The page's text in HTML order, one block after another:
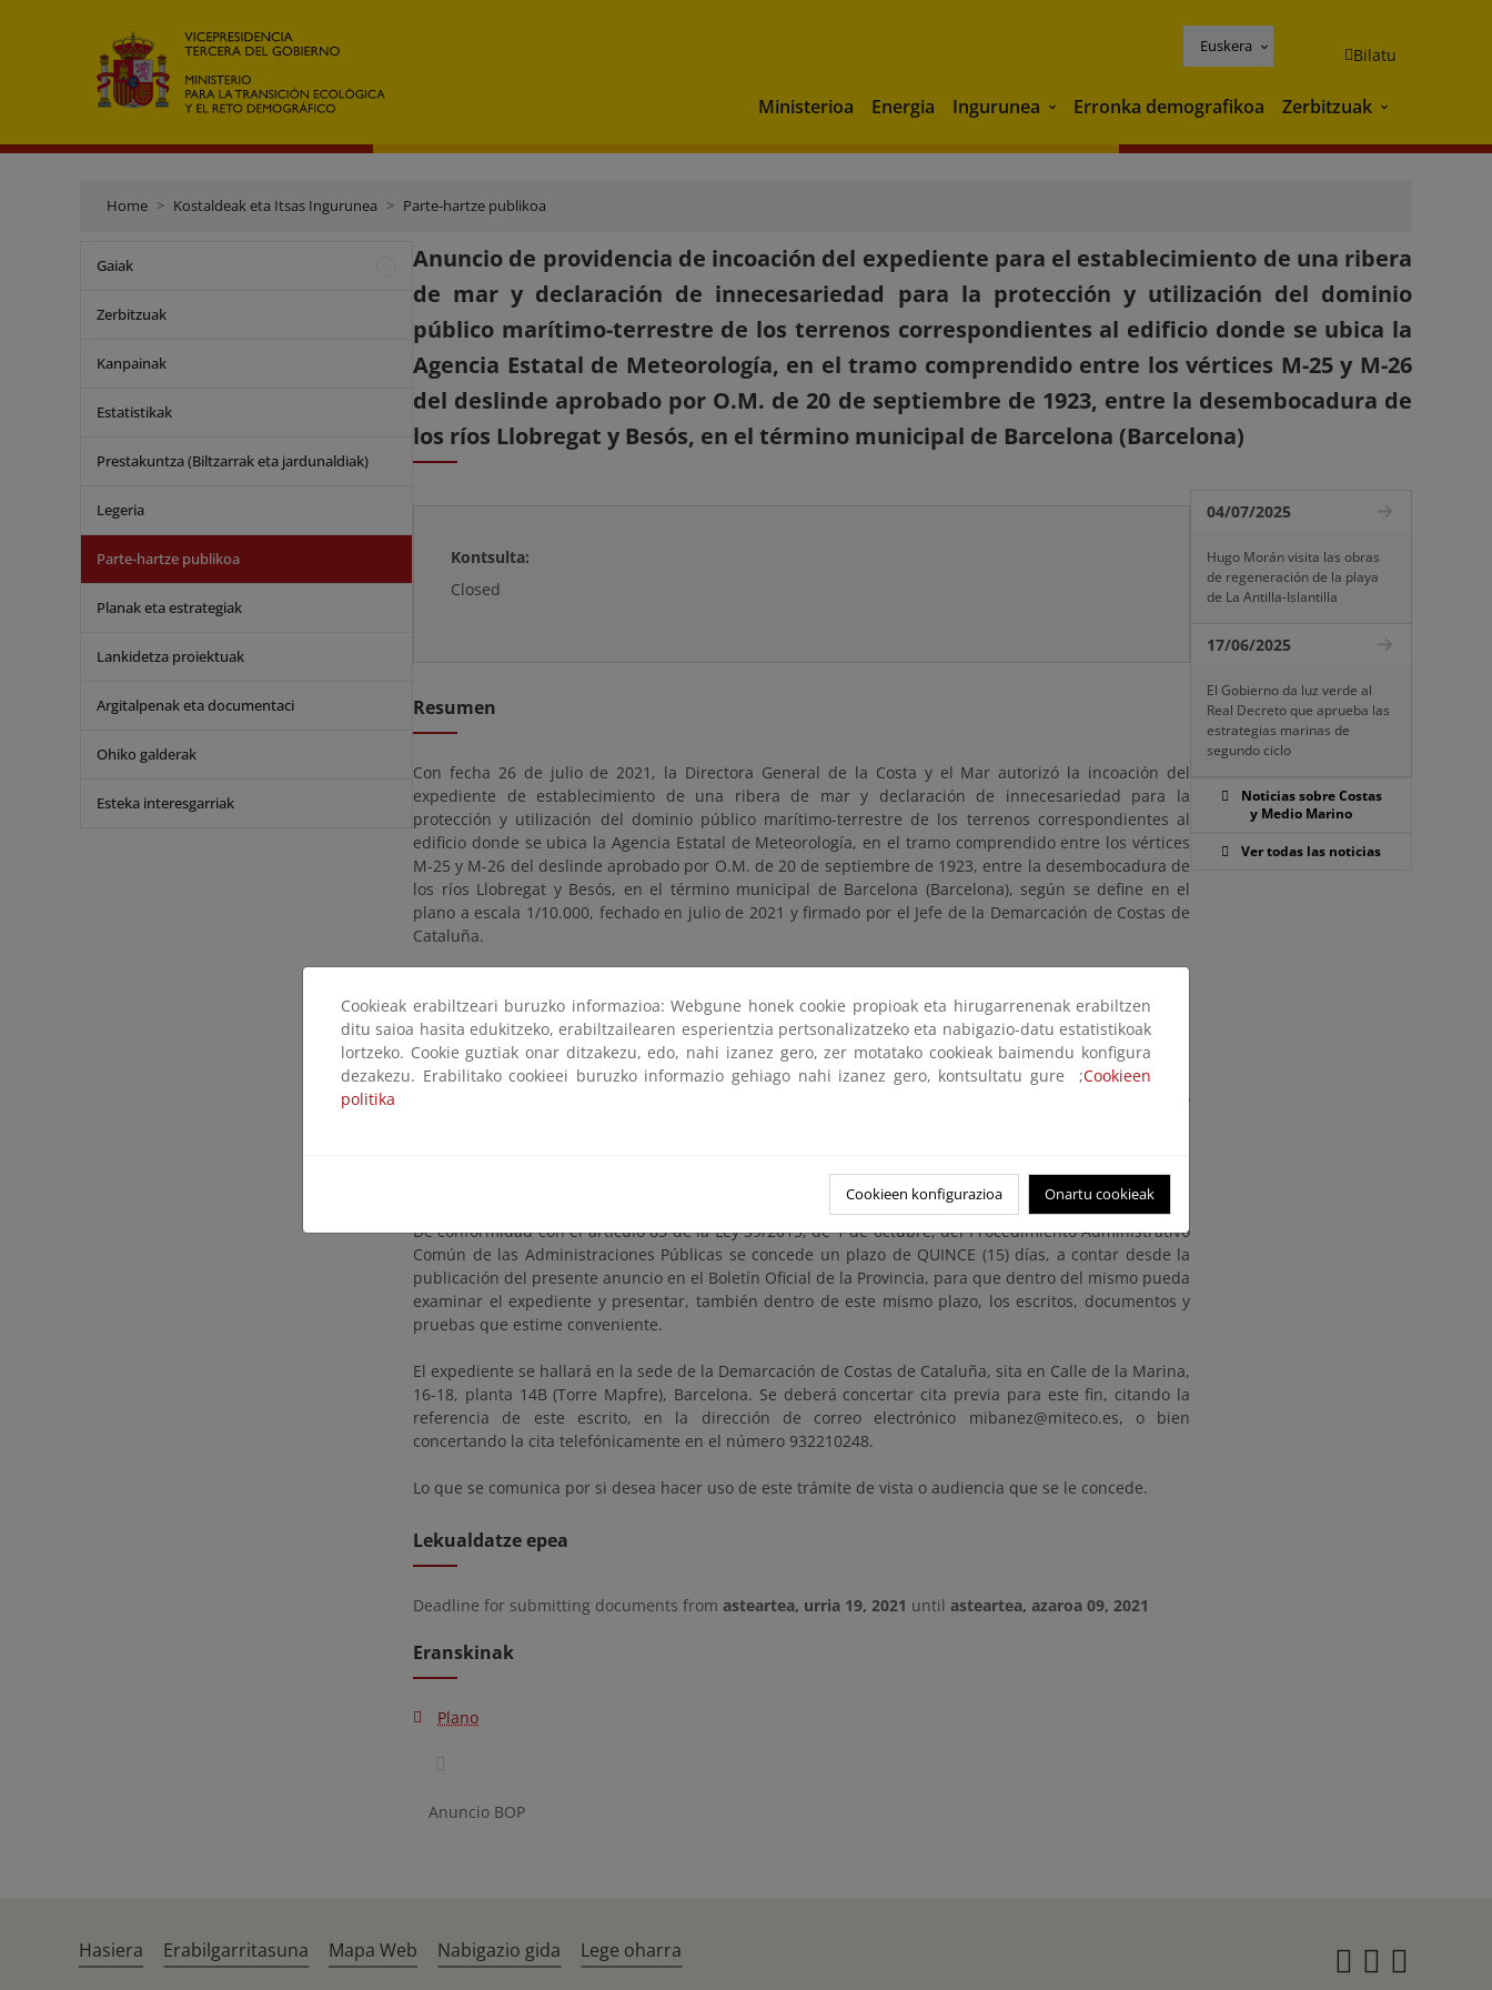
Euskera Bilatu
Ministerioa Energia Ingurunea Ingurunea
Erronka demografikoa Zerbitzuak Zerbitzuak
Home Kostaldeak eta Itsas Ingurunea Parte-hartze publikoa
Gaiak
Zerbitzuak
Kanpainak
Estatistikak
Prestakuntza (Biltzarrak eta jardunaldiak)
Legeria
Parte-hartze publikoa
Planak eta estrategiak
Lankidetza proiektuak
Argitalpenak eta documentaci
Ohiko galderak
Esteka interesgarriak
Anuncio de providencia de incoación del expediente para el establecimiento de una ribera
de mar y declaración de innecesariedad para la protección y utilización del dominio
público marítimo-terrestre de los terrenos correspondientes al edificio donde se ubica la
Agencia Estatal de Meteorología, en el tramo comprendido entre los vértices M-25 y M-26
del deslinde aprobado por O.M. de 20 de septiembre de 1923, entre la desembocadura de
los ríos Llobregat y Besós, en el término municipal de Barcelona (Barcelona)
Kontsulta:
Closed
Resumen
Con fecha 26 de julio de 2021, la Directora General de la Costa y el Mar autorizó la incoación del
expediente de establecimiento de una ribera de mar y declaración de innecesariedad para la
protección y utilización del dominio público marítimo-terrestre de los terrenos correspondientes al
edificio donde se ubica la Agencia Estatal de Meteorología, en el tramo comprendido entre los vértices
M-25 y M-26 del deslinde aprobado por O.M. de 20 de septiembre de 1923, entre la desembocadura de
los ríos Llobregat y Besós, en el término municipal de Barcelona (Barcelona), según se define en el
plano a escala 1/10.000, fechado en julio de 2021 y firmado por el Jefe de la Demarcación de Costas de
Cataluña.
a) Incoar el expediente administrativo para el establecimiento de una ribera de mar y declaración
de innecesariedad, para que sea posible la posterior desafectación ó mutación demanial del
tramo objeto del asunto en el término municipal de Barcelona (Barcelona).
b) Ordenar la publicación de esta Providencia en el Boletín Oficial de la Provincia, así como la
publicación en el tablón de anuncios de esta Demarcación y en la sede electrónica del Ministerio
De conformidad con el artículo 83 de la Ley 39/2015, de 1 de octubre, del Procedimiento Administrativo
Común de las Administraciones Públicas se concede un plazo de QUINCE (15) días, a contar desde la
publicación del presente anuncio en el Boletín Oficial de la Provincia, para que dentro del mismo pueda
examinar el expediente y presentar, también dentro de este mismo plazo, los escritos, documentos y
pruebas que estime conveniente.
El expediente se hallará en la sede de la Demarcación de Costas de Cataluña, sita en Calle de la Marina,
16-18, planta 14B (Torre Mapfre), Barcelona. Se deberá concertar cita previa para este fin, citando la
referencia de este escrito, en la dirección de correo electrónico mibanez@miteco.es, o bien
concertando la cita telefónicamente en el número 932210248.
Lo que se comunica por si desea hacer uso de este trámite de vista o audiencia que se le concede.
Lekualdatze epea
Deadline for submitting documents from asteartea, urria 19, 2021 until asteartea, azaroa 09, 2021
Eranskinak
Plano
Anuncio BOP
04/07/2025
Hugo Morán visita las obras
de regeneración de la playa
de La Antilla-Islantilla
17/06/2025
El Gobierno da luz verde al
Real Decreto que aprueba las
estrategias marinas de
segundo ciclo
Noticias sobre Costas
y Medio Marino
Ver todas las noticias
Cookieak erabiltzeari buruzko informazioa: Webgune honek cookie propioak eta hirugarrenenak erabiltzen
ditu saioa hasita edukitzeko, erabiltzailearen esperientzia pertsonalizatzeko eta nabigazio-datu estatistikoak
lortzeko. Cookie guztiak onar ditzakezu, edo, nahi izanez gero, zer motatako cookieak baimendu konfigura
dezakezu. Erabilitako cookieei buruzko informazio gehiago nahi izanez gero, kontsultatu gure ;Cookieen
politika
Cookieen konfigurazioa Onartu cookieak
Hasiera Erabilgarritasuna Mapa Web Nabigazio gida Lege oharra Twitter